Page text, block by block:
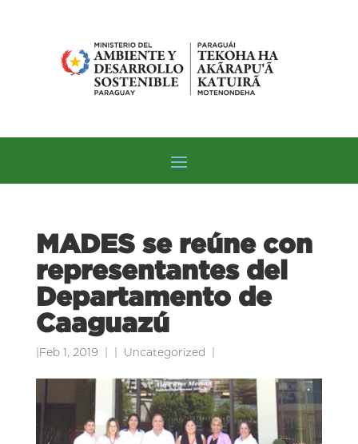
MADES se reúne con
representantes del
Departamento de
Caaguazú
Feb 1, 2019 Uncategorized